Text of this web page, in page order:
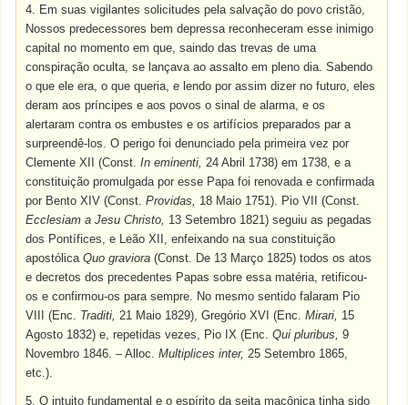
4. Em suas vigilantes solicitudes pela salvação do povo cristão,
Nossos predecessores bem depressa reconheceram esse inimigo
capital no momento em que, saindo das trevas de uma
conspiração oculta, se lançava ao assalto em pleno dia. Sabendo
o que ele era, o que queria, e lendo por assim dizer no futuro, eles
deram aos príncipes e aos povos o sinal de alarma, e os
alertaram contra os embustes e os artifícios preparados par a
surpreendê-los. O perigo foi denunciado pela primeira vez por
Clemente XII (Const.In eminenti, 24 Abril 1738) em 1738, e a
constituição promulgada por esse Papa foi renovada e confirmada
por Bento XIV (Const.Providas, 18 Maio 1751). Pio VII (Const.
Ecclesiam a Jesu Christo, 13 Setembro 1821) seguiu as pegadas
dos Pontífices, e Leão XII, enfeixando na sua constituição
apostólicaQuo graviora(Const. De 13 Março 1825) todos os atos
e decretos dos precedentes Papas sobre essa matéria, retificou-
os e confirmou-os para sempre. No mesmo sentido falaram Pio
VIII (Enc. Traditi, 21 Maio 1829), Gregório XVI (Enc.Mirari, 15
Agosto 1832) e, repetidas vezes, Pio IX (Enc.Qui pluribus,9
Novembro 1846. – Alloc.Multiplices inter, 25 Setembro 1865,
etc.).
5. O intuito fundamental e o espírito da seita maçônica tinha sido